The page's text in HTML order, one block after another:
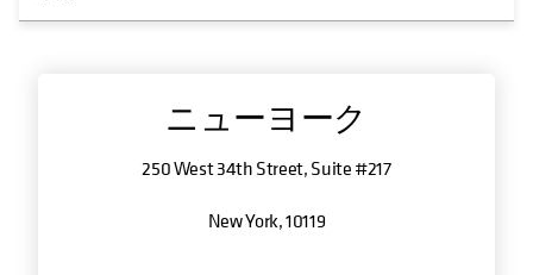
ニューヨーク
250 West 34th Street, Suite #217
New York, 10119